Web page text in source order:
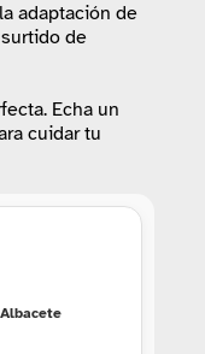
adaptación de
de
Echa un
cuidar tu